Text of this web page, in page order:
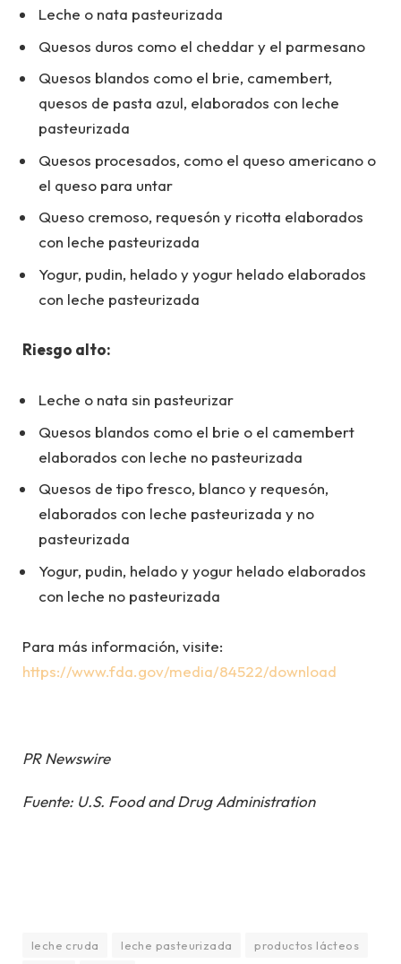
Leche o nata pasteurizada
Quesos duros como el cheddar y el parmesano
Quesos blandos como el brie, camembert,
quesos de pasta azul, elaborados con leche
pasteurizada
Quesos procesados, como el queso americano o
el queso para untar
Queso cremoso, requesón y ricotta elaborados
con leche pasteurizada
Yogur, pudin, helado y yogur helado elaborados
con leche pasteurizada
Riesgo alto:
Leche o nata sin pasteurizar
Quesos blandos como el brie o el camembert
elaborados con leche no pasteurizada
Quesos de tipo fresco, blanco y requesón,
elaborados con leche pasteurizada y no
pasteurizada
Yogur, pudin, helado y yogur helado elaborados
con leche no pasteurizada
Para más información, visite:
https://www.fda.gov/media/84522/download
PR Newswire
Fuente: U.S. Food and Drug Administration
leche cruda leche pasteurizada
productos lácteos